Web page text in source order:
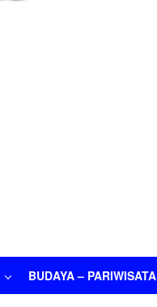
BUDAYA – PARIWISATA